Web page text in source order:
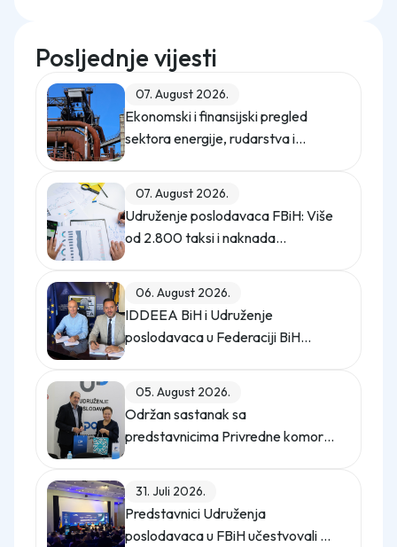
Posljednje vijesti
07. August 2026.
Ekonomski i finansijski pregled
sektora energije, rudarstva i
07. August 2026.
Udruženje poslodavaca FBiH: Više
od 2.800 taksi i naknada
06. August 2026.
IDDEEA BiH i Udruženje
poslodavaca u Federaciji BiH
05. August 2026.
Održan sastanak sa
predstavnicima Privredne komore
31. Juli 2026.
Predstavnici Udruženja
poslodavaca u FBiH učestvovali na